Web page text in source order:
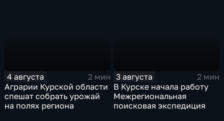
4 августа
2 мин
Аграрии Курской области
спешат собрать урожай
на полях региона
3 августа
2 мин
В Курске начала работу
Межрегиональная
поисковая экспедиция